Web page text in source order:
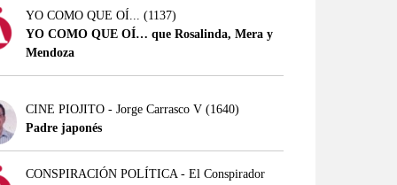
YO COMO QUE OÍ... (1137)
YO COMO QUE OÍ… que Rosalinda, Mera y
Mendoza
CINE PIOJITO - Jorge Carrasco V (1640)
Padre japonés
CONSPIRACIÓN POLÍTICA - El Conspirador